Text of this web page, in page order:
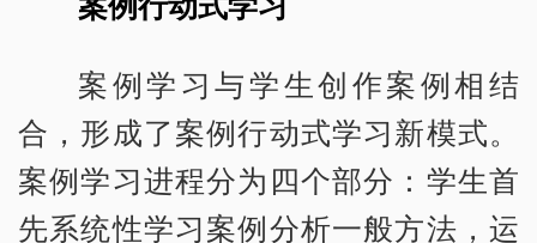
案例学习与学生创作案例相结
合，形成了案例行动式学习新模式。
案例学习进程分为四个部分：学生首
先系统性学习案例分析一般方法，运